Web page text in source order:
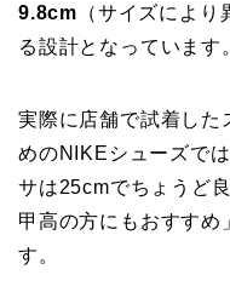
9.8cm （サイズによ
る設計となっています
実際に店舗で試着した
めのNIKEシューズで
サは25cmでちょうど
甲高の方にもおすすめ
す。